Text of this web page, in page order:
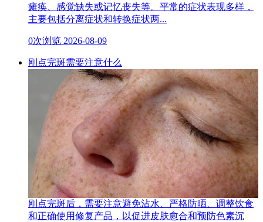
瘫痪、感觉缺失或记忆丧失等。平常的症状表现多样，
主要包括分离症状和转换症状两...
0次浏览 2026-08-09
刚点完斑需要注意什么
刚点完斑后，需要注意避免沾水、严格防晒、调整饮食
和正确使用修复产品，以促进皮肤愈合和预防色素沉